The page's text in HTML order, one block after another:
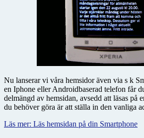
Nu lanserar vi våra hemsidor även via s k
en Iphone eller Androidbaserad telefon får
delmängd av hemsidan, avsedd att läsas på
du behöver göra är att ställa in den vanliga
Läs mer: Läs hemsidan på din Smartphone